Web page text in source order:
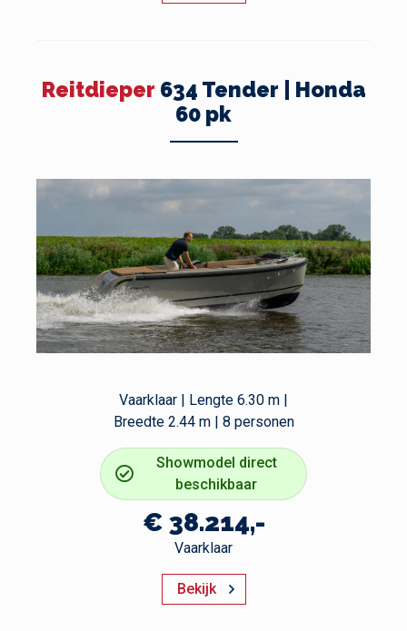
Vaarklaar | Lengte 6.30 m |
Breedte 2.44 m | 8 personen
Showmodel direct
beschikbaar
€ 38.214,-
Vaarklaar
Bekijk
Reitdieper 634 Tender | Honda
60 pk